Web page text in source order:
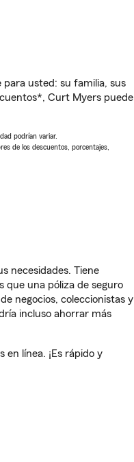
usted: su familia, sus
Curt Myers puede
podrían variar.
de los descuentos, porcentajes,
necesidades. Tiene
que una póliza de seguro
negocios, coleccionistas y
incluso ahorrar más
línea. ¡Es rápido y